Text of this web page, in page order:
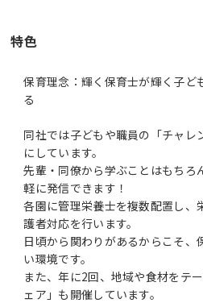
特色
保育理念：輝く保育士が輝く子ど
る
同社では子どもや職員の「チャレ
にしています。
先輩・同僚から学ぶことはもちろ
軽に発信できます！
各園に管理栄養士を複数配置し、
護者対応を行います。
日頃から関わりがあるからこそ、
い環境です。
また、年に2回、地域や食材をテ
ェア」も開催しています。